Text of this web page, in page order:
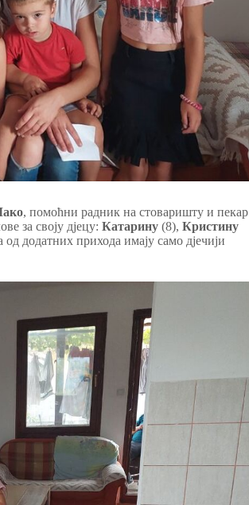
, помоћни радник на стоваришту и пекар
за своју дјецу: Катарину (8), Кристину
додатних прихода имају само дјечији